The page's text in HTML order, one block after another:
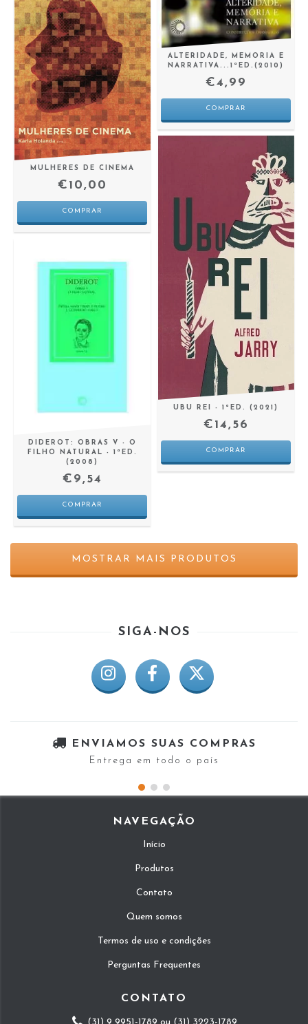
MULHERES DE CINEMA
€10,00
ALTERIDADE, MEMORIA E
NARRATIVA...1ªED.(2010)
€4,99
DIDEROT: OBRAS V - O
FILHO NATURAL - 1ªED.
(2008)
€9,54
UBU REI - 1ªED. (2021)
€14,56
MOSTRAR MAIS PRODUTOS
SIGA-NOS
ENVIAMOS SUAS COMPRAS
Entrega em todo o país
NAVEGAÇÃO
Início
Produtos
Contato
Quem somos
Termos de uso e condições
Perguntas Frequentes
CONTATO